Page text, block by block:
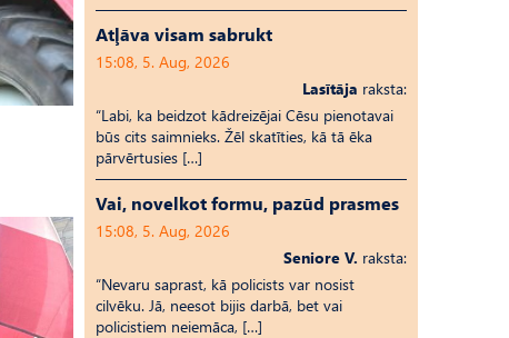
Atļāva visam sabrukt
15:08, 5. Aug, 2026
Lasītāja raksta:
“Labi, ka beidzot kādreizējai Cēsu pienotavai
būs cits saimnieks. Žēl skatīties, kā tā ēka
pārvērtusies […]
Vai, novelkot formu, pazūd prasmes
15:08, 5. Aug, 2026
Seniore V. raksta:
“Nevaru saprast, kā policists var nosist
cilvēku. Jā, neesot bijis darbā, bet vai
policistiem neiemāca, […]